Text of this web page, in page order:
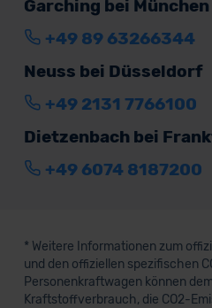
Garching bei München
+49 89 63266344
Neuss bei Düsseldorf
+49 2131 7766100
Dietzenbach bei
+49 6074 8187200
* Weitere Informationen zum
und den offiziellen spezifischen
Personenkraftwagen können
Kraftstoffverbrauch, die CO2-